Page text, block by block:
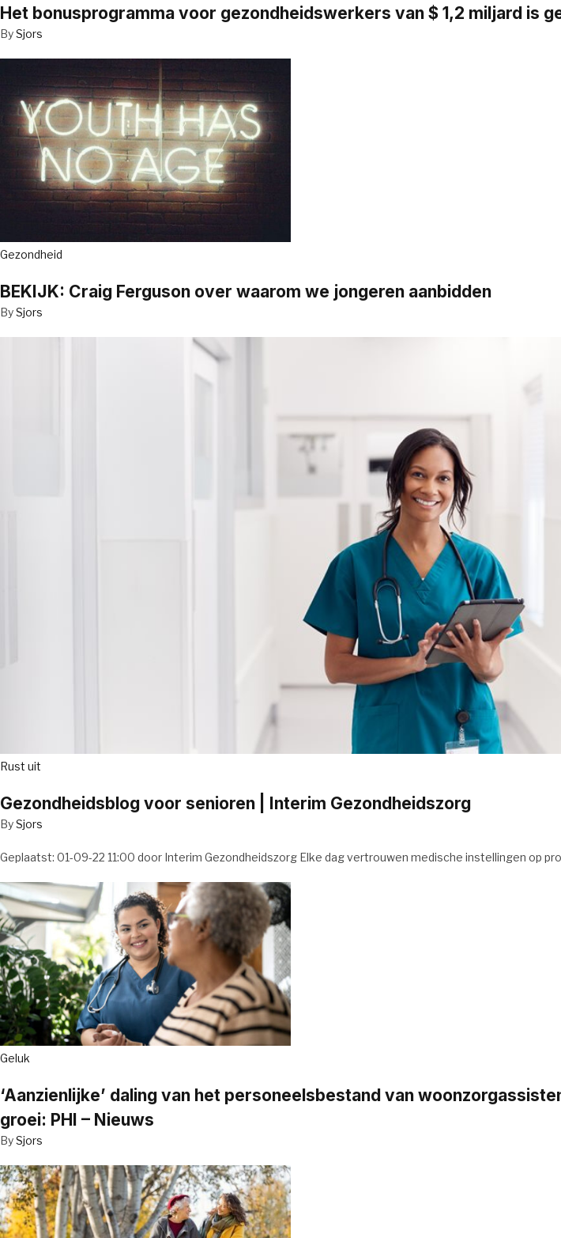
Het bonusprogramma voor gezondheidswerkers van $ 1,2 miljard is
BySjors
Gezondheid
BEKIJK: Craig Ferguson over waarom we jongeren aanbidden
BySjors
Rust uit
Gezondheidsblog voor senioren | Interim Gezondheidszorg
BySjors
Geplaatst: 01-09-22 11:00 door Interim Gezondheidszorg Elke dag vertrouwen medische instellingen op
Geluk
‘Aanzienlijke’ daling van het personeelsbestand van
groei: PHI – Nieuws
BySjors